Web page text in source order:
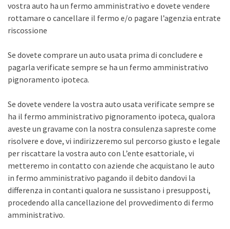
vostra auto ha un fermo amministrativo e dovete vendere
rottamare o cancellare il fermo e/o pagare l’agenzia entrate
riscossione
Se dovete comprare un auto usata prima di concludere e
pagarla verificate sempre se ha un fermo amministrativo
pignoramento ipoteca.
Se dovete vendere la vostra auto usata verificate sempre se
ha il fermo amministrativo pignoramento ipoteca, qualora
aveste un gravame con la nostra consulenza sapreste come
risolvere e dove, vi indirizzeremo sul percorso giusto e legale
per riscattare la vostra auto con L’ente esattoriale, vi
metteremo in contatto con aziende che acquistano le auto
in fermo amministrativo pagando il debito dandovi la
differenza in contanti qualora ne sussistano i presupposti,
procedendo alla cancellazione del provvedimento di fermo
amministrativo.